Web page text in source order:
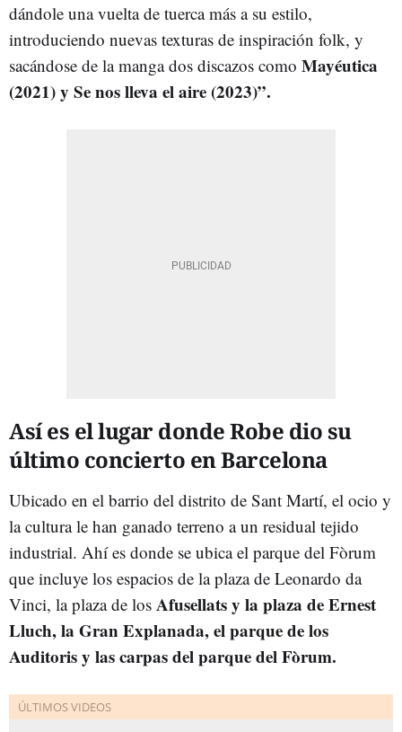
dándole una vuelta de tuerca más a su estilo,
introduciendo nuevas texturas de inspiración folk, y
sacándose de la manga dos discazos como Mayéutica
(2021) y Se nos lleva el aire (2023)”.
Así es el lugar donde Robe dio su
último concierto en Barcelona
Ubicado en el barrio del distrito de Sant Martí, el ocio y
la cultura le han ganado terreno a un residual tejido
industrial. Ahí es donde se ubica el parque del Fòrum
que incluye los espacios de la plaza de Leonardo da
Vinci, la plaza de los Afusellats y la plaza de Ernest
Lluch, la Gran Explanada, el parque de los
Auditoris y las carpas del parque del Fòrum.